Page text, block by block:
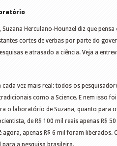
Suzana Herculano-Hounzel diz que
cortes de verbas por parte do
e atrasado a ciência. Veja a
cada vez mais real: todos os
como a Science. E nem isso
o laboratório de Suzana, quanto para
de R$ 100 mil reais apenas R$
agora, apenas R$ 6 mil foram liberados.
a pesquisa brasileira.